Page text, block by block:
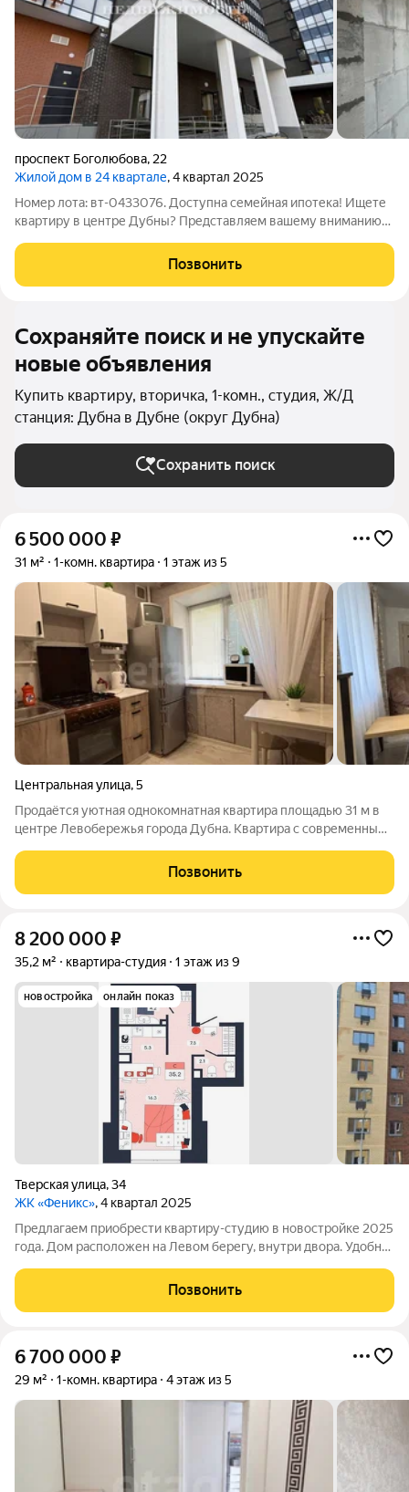
проспект Боголюбова, 22
Жилой дом в 24 квартале, 4 квартал 2025
Номер лота: вт-0433076. Доступна семейная ипотека! Ищете
квартиру в центре Дубны? Представляем вашему вниманию
Квартира предлагается без отделки, что открывает
безграничные возможности для
Позвонить
Сохраняйте поиск и не упускайте
новые объявления
Купить квартиру, вторичка, 1-комн., студия, Ж/Д
станция: Дубна в Дубне (округ Дубна)
Сохранить поиск
6 500 000 ₽
31 м² 1-комн. квартира 1 этаж из 5
Центральная улица,5
Продаётся уютная однокомнатная квартира площадью 31 м в
центре Левобережья города Дубна. Квартира с современным
вложений. Светлая, тёплая и комфортная для проживания
одного человека, пары или
Позвонить
8 200 000 ₽
35,2 м² квартира-студия 1 этаж из 9
новостройка онлайн показ
Тверская улица,34
ЖК «Феникс», 4 квартал 2025
Предлагаем приобрести квартиру-студию в новостройке 2025
года. Дом расположен на Левом берегу, внутри двора. Удобная
кухней 5,3кв.м, раздельный санузел, в коридоре 7,3кв.м есть
место для
Позвонить
6 700 000 ₽
29 м² 1-комн. квартира 4 этаж из 5